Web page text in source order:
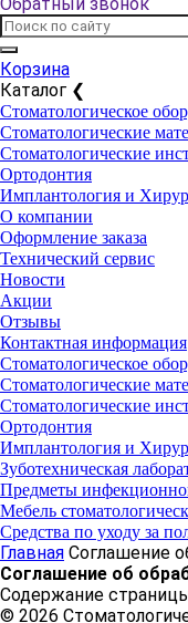
Корзина
Каталог ❮
Стоматологическое
Стоматологические
Стоматологические
Ортодонтия
Имплантология и
О компании
Оформление заказа
Технический сервис
Новости
Акции
Отзывы
Контактная информация
Стоматологическое
Стоматологические
Стоматологические
Ортодонтия
Имплантология и
Зуботехническая
Предметы
Мебель
Средства по уходу за
Главная Соглашение
Соглашение об
Содержание
© 2026